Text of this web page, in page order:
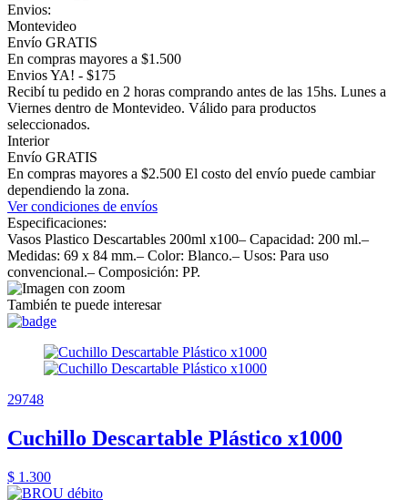
Envios:
Montevideo
Envío GRATIS
En compras mayores a $1.500
Envios YA! - $175
Recibí tu pedido en 2 horas comprando antes de las 15hs. Lunes a
Viernes dentro de Montevideo. Válido para productos
seleccionados.
Interior
Envío GRATIS
En compras mayores a $2.500 El costo del envío puede cambiar
dependiendo la zona.
Ver condiciones de envíos
Especificaciones:
Vasos Plastico Descartables 200ml x100– Capacidad: 200 ml.–
Medidas: 69 x 84 mm.– Color: Blanco.– Usos: Para uso
convencional.– Composición: PP.
También te puede interesar
29748
Cuchillo Descartable Plástico x1000
$ 1.300